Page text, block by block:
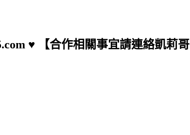
♥ 【合作相關事宜請連絡凱莉